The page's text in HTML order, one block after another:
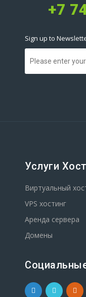
+7
Sign up to
Услуги
Виртуальный
VPS хостинг
Аренда сервера
Домены